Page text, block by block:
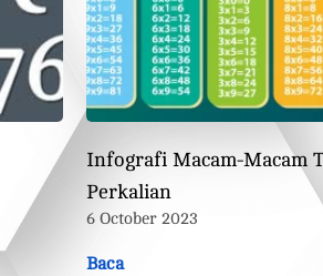
Infografi Macam-Macam
Perkalian
6 October 2023
Baca